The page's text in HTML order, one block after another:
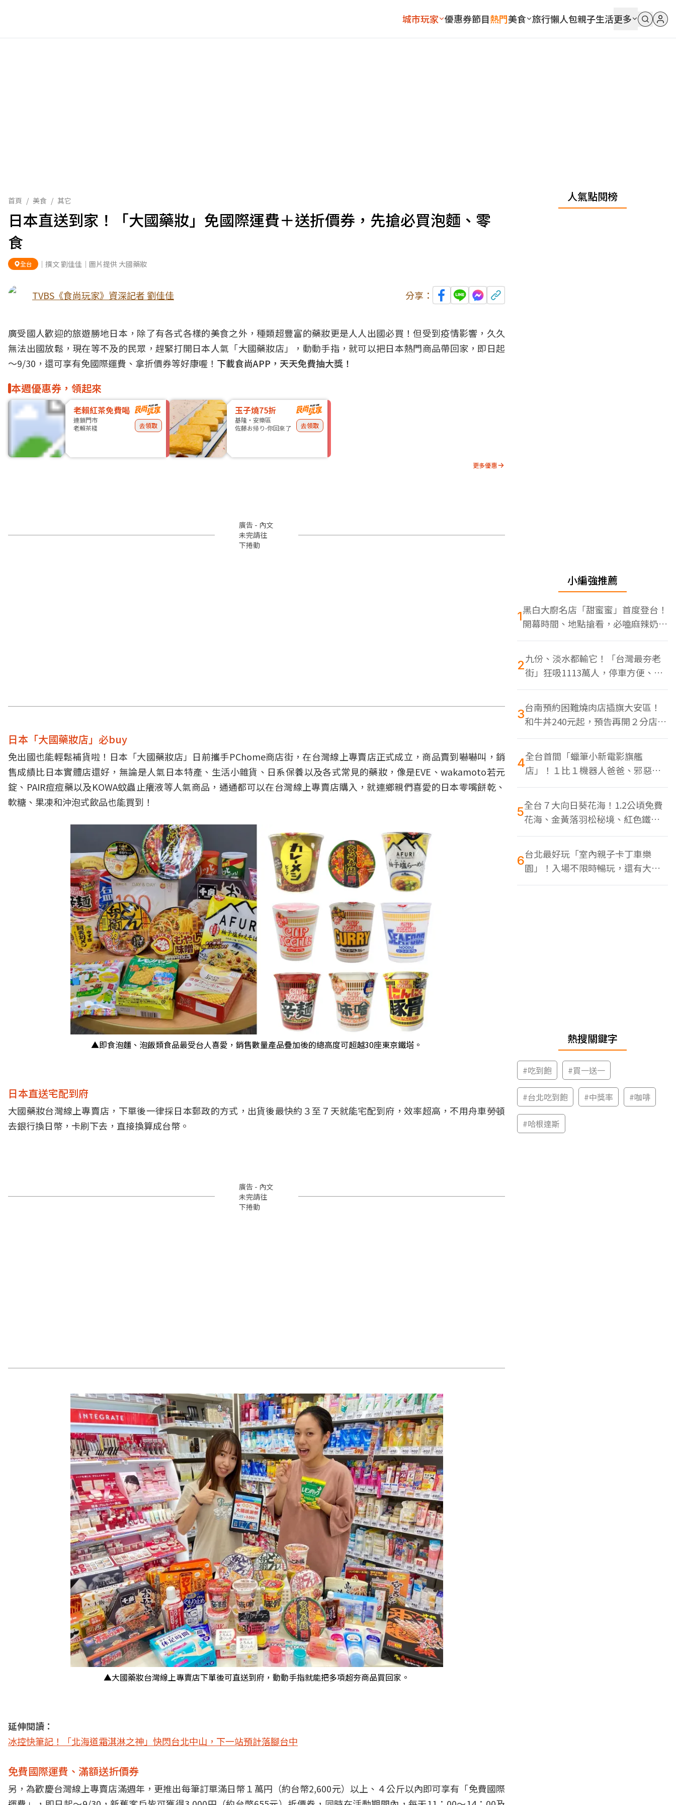
城市玩家 優惠券節目熱門美食 旅行懶人包親子生活更多
首頁 / 美食 / 其它
日本直送到家！「大國藥妝」免國際運費＋送折價券，先搶必買泡麵、零
食
全台 ｜撰文 劉佳佳｜圖片提供 大國藥妝
TVBS《食尚玩家》資深記者 劉佳佳 分享：
廣受國人歡迎的旅遊勝地日本 ，除了有各式各樣的美食之外，種類超豐富的藥妝更是人人出國必買！但受到疫情影響，久久
無法出國放鬆，現在等不及的民眾，趕緊打開日本人氣 「大國藥妝店」，動動手指，就可以把日本熱門商品帶回家，即日起
～9/30，還可享有免國際運費、拿折價券等好康喔！ 下載食尚APP，天天免費抽大獎！
本週優惠券，領起來
老賴紅茶免費喝
連鎖門市
老賴茶棧
去領取
玉子燒75折
基隆・安樂區
佐藤お帰り-你回來了
去領取
更多優惠
廣告 - 內文
未完請往
下捲動
日本「大國藥妝店」必buy
免出國也能輕鬆補貨啦！日本「大國藥妝店」日前攜手PChome商店街，在台灣線上專賣店正式成立，商品賣到嚇嚇叫，銷
售成績比日本實體店還好，無論是人氣日本特產、生活小雜貨、日系保養以及各式常見的藥妝，像是EVE、wakamoto若元
錠、PAIR痘痘藥以及KOWA蚊蟲止癢液等人氣商品，通通都可以在台灣線上專賣店購入，就連鄉親們喜愛的日本零嘴餅乾、
軟糖、果凍和沖泡式飲品也能買到！
▲即食泡麵、泡飯類食品最受台人喜愛，銷售數量產品疊加後的總高度可超越30座東京鐵塔。
日本直送宅配到府
大國藥妝台灣線上專賣店，下單後一律採日本郵政的方式，出貨後最快約３至７天就能宅配到府，效率超高，不用舟車勞頓
去銀行換日幣，卡刷下去，直接換算成台幣。
廣告 - 內文
未完請往
下捲動
▲大國藥妝台灣線上專賣店下單後可直送到府，動動手指就能把多項超夯商品買回家。
延伸閱讀：
冰控快筆記！「北海道霜淇淋之神」快閃台北中山，下一站預計落腳台中
免費國際運費、滿額送折價券
另，為歡慶台灣線上專賣店滿週年，更推出每筆訂單滿日幣１萬円（約台幣2,600元）以上、４公斤以內即可享有「免費國際
人氣點閱榜
小編強推薦
1黑白大廚名店「甜蜜蜜」首度登台！
開幕時間、地點搶看，必嗑麻辣奶油
蝦
2九份、淡水都輸它！「台灣最夯老
街」狂吸1113萬人，停車方便、特
色美食多
3台南預約困難燒肉店插旗大安區！
和牛丼240元起，預告再開２分店、
地點曝光
4全台首間「蠟筆小新電影旗艦
店」！１比１機器人爸爸、邪惡正
男，百款周邊買翻
5全台７大向日葵花海！1.2公頃免費
花海、金黃落羽松秘境、紅色鐵橋
同框
6台北最好玩「室內親子卡丁車樂
園」！入場不限時暢玩，還有大螢
幕Switch遊戲區
熱搜關鍵字
#吃到飽 #買一送一
#台北吃到飽 #中獎率 #咖啡
#哈根達斯